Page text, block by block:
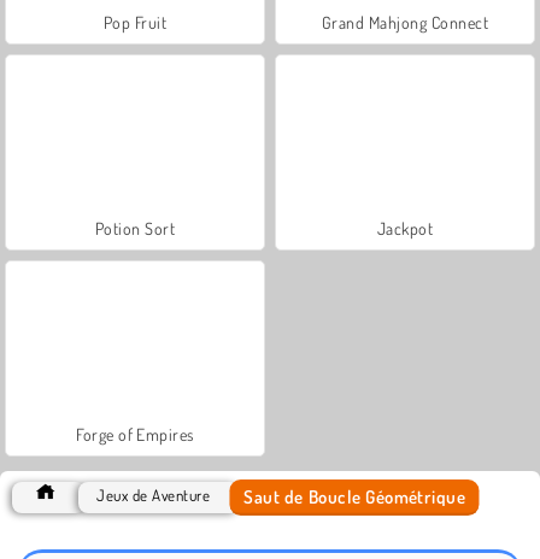
Pop Fruit Grand Mahjong Connect
Potion Sort Jackpot
Forge of Empires
Jeux de Aventure Saut de Boucle Géométrique